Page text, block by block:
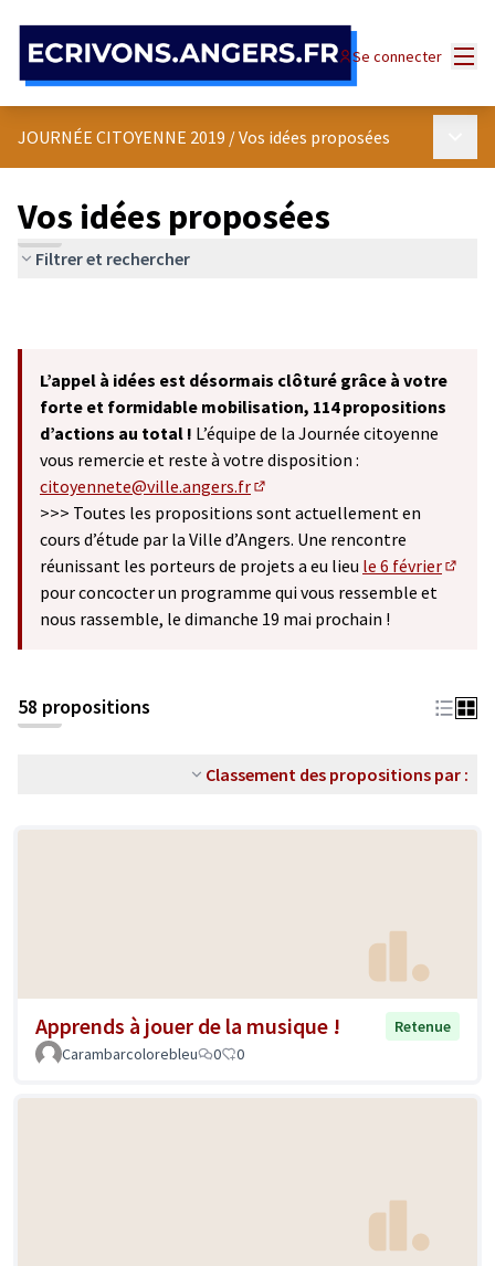
Se connecter
JOURNÉE CITOYENNE 2019 /Vos idées proposées
Vos idées proposées
Filtrer et rechercher
L’appel à idées est désormais clôturé grâce à votre
forte et formidable mobilisation, 114 propositions
d’actions au total ! L’équipe de la Journée citoyenne
vous remercie et reste à votre disposition :
citoyennete@ville.angers.fr
(S'ouvre dans un nouvel onglet)
>>> Toutes les propositions sont actuellement en
cours d’étude par la Ville d’Angers. Une rencontre
réunissant les porteurs de projets a eu lieu le 6 février
pour concocter un programme qui vous ressemble et
nous rassemble, le dimanche 19 mai prochain !
58 propositions
Classement des propositions par :
Apprends à jouer de la musique !
Retenue
Carambarcolorebleu
0 0